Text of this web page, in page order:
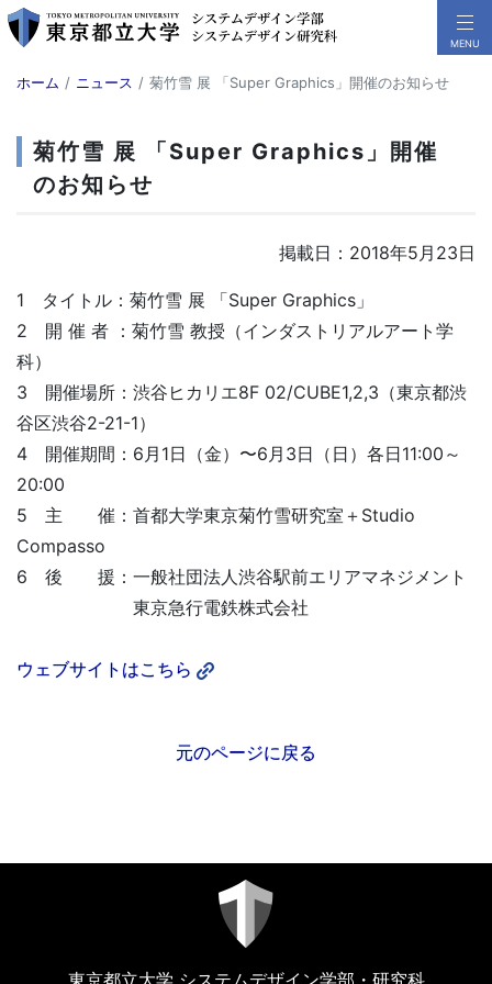
ホーム ニュース 菊竹雪 展 「Super Graphics」開催のお知らせ
菊竹雪 展 「Super Graphics」開催
のお知らせ
掲載日：2018年5月23日
1 タイトル：菊竹雪 展 「Super Graphics」
2 開 催 者 ：菊竹雪 教授（インダストリアルアート学
科）
3 開催場所：渋谷ヒカリエ8F 02/CUBE1,2,3（東京都渋
谷区渋谷2-21-1）
4 開催期間：6月1日（金）〜6月3日（日）各日11:00～
20:00
5 主 催：首都大学東京菊竹雪研究室＋Studio
Compasso
6 後 援：一般社団法人渋谷駅前エリアマネジメント
東京急行電鉄株式会社
ウェブサイトはこちら
元のページに戻る
東京都立大学 システムデザイン学部・研究科